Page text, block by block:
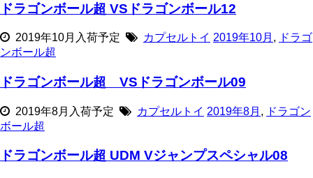
ドラゴンボール超 VSドラゴンボール12
2019年10月入荷予定 カプセルトイ 2019年10月 , ドラゴ
ンボール超
ドラゴンボール超 VSドラゴンボール09
2019年8月入荷予定 カプセルトイ 2019年8月 , ドラゴン
ボール超
ドラゴンボール超 UDM Vジャンプスペシャル08